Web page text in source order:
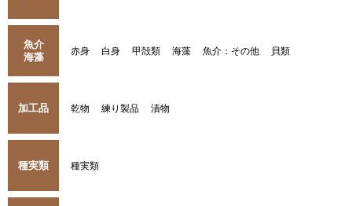
魚介
海藻
赤身 白身 甲殻類 海藻 魚介：その他 貝類
加工品 乾物 練り製品 漬物
種実類 種実類